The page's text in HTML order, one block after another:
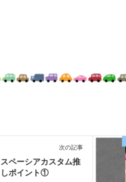
次の記事
スペーシアカスタム推
しポイント①